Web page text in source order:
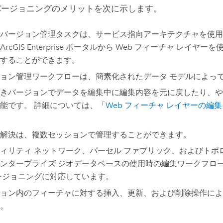
ジョニングのメリットを次に示します。
ージョン管理タスクは、サービス指向アーキテクチャを使
ArcGIS Enterpriseポータルから Web フィーチャ レイヤーを
ることができます。
ン管理ワークフローは、簡素化されたデータ モデルによっ
バージョンでデータを編集中に編集内容を元に戻したり、
です。 詳細については、「 Web フィーチャ レイヤーの編集
決は、複数セッションで管理することができます。
リティ ネットワーク、パーセル ファブリック、およびトポ
タープライズ ジオデータベースの使用時の編集ワークフロ
ョニングに対応しています。
ン内のフィーチャに対する挿入、更新、および削除操作に